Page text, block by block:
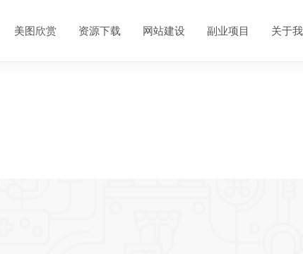
美图欣赏 资源下载 网站建设 副业项目 关于